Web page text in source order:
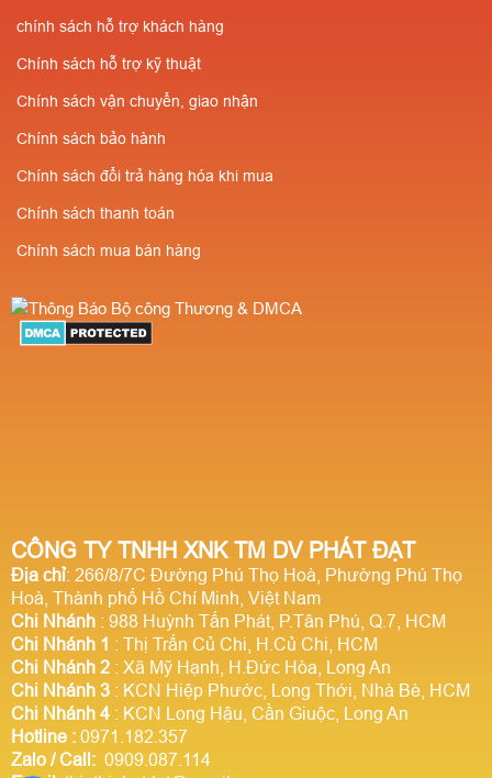
CÔNG TY TNHH XNK TM DV PHÁT ĐẠT
Địa chỉ: 266/8/7C Đường Phú Thọ Hoà, Phường Phú Thọ
Hoà, Thành phố Hồ Chí Minh, Việt Nam
Chi Nhánh : 988 Huỳnh Tấn Phát, P.Tân Phú, Q.7, HCM
Chi Nhánh 1 : Thị Trấn Củ Chi, H.Củ Chi, HCM
Chi Nhánh 2 : Xã Mỹ Hạnh, H.Đức Hòa, Long An
Chi Nhánh 3 : KCN Hiệp Phước, Long Thới, Nhà Bè, HCM
Chi Nhánh 4 : KCN Long Hậu, Cần Giuộc, Long An
Hotline : 0971.182.357
Zalo / Call: 0909.087.114
chính sách hỗ trợ khách hàng
Chính sách hỗ trợ kỹ thuật
Chính sách vận chuyển, giao nhận
Chính sách bảo hành
Chính sách đổi trả hàng hóa khi mua
Chính sách thanh toán
Chính sách mua bán hàng